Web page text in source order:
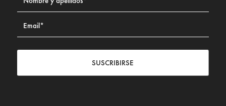
SUSCRIBIRSE